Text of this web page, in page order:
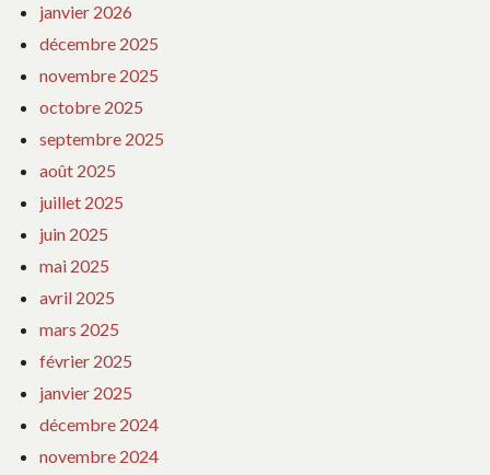
janvier 2026
décembre 2025
novembre 2025
octobre 2025
septembre 2025
août 2025
juillet 2025
juin 2025
mai 2025
avril 2025
mars 2025
février 2025
janvier 2025
décembre 2024
novembre 2024